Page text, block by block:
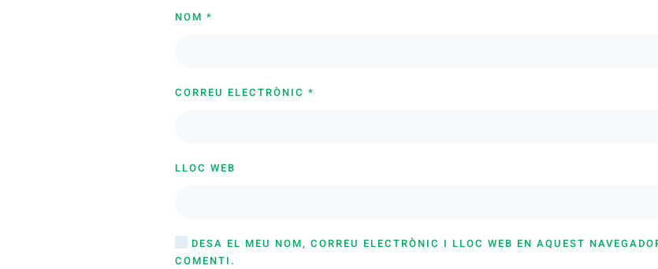
NOM *
CORREU ELECTRÒNIC *
LLOC WEB
DESA EL MEU NOM, CORREU ELECTRÒNIC I LLOC WEB EN AQUEST
COMENTI.